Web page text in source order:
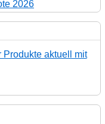
Produkte aktuell mit